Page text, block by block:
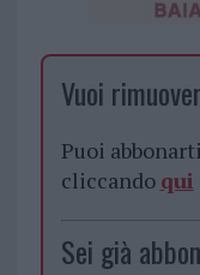
Vuoi
Puoi
cliccando qui
Sei già